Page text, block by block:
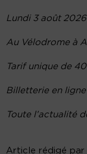
Lundi 3 août
Au Vélodrome à
Tarif unique de
Billetterie en ligne
Toute l’actualité
Article rédigé par